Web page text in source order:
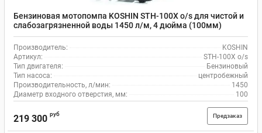
Бензиновая мотопомпа KOSHIN STH-100X o/s для чистой и
слабозагрязненной воды 1450 л/м, 4 дюйма (100мм)
Производитель:
KOSHIN
Артикул:
STH-100X o/s
Тип двигателя:
Бензиновый
Тип насоса:
центробежный
Производительность, л/мин:
1450
Диаметр входного отверстия, мм:
100
219 300 руб Предзаказ